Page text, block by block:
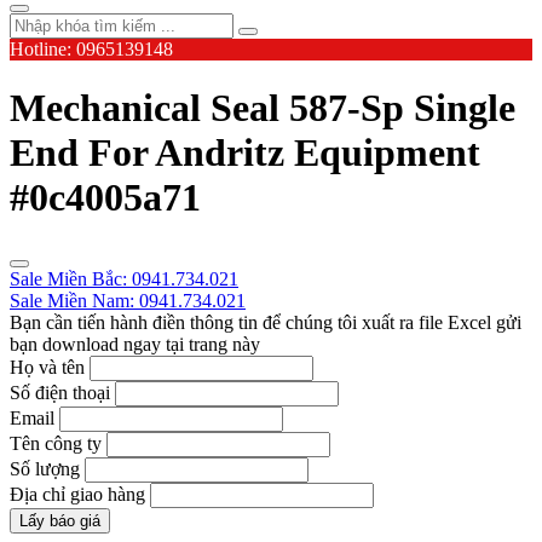
Hotline: 0965139148
Mechanical Seal 587-Sp Single
End For Andritz Equipment
#0c4005a71
Sale Miền Bắc: 0941.734.021
Sale Miền Nam: 0941.734.021
Bạn cần tiến hành điền thông tin để chúng tôi xuất ra file Excel gửi
bạn download ngay tại trang này
Họ và tên
Số điện thoại
Email
Tên công ty
Số lượng
Địa chỉ giao hàng